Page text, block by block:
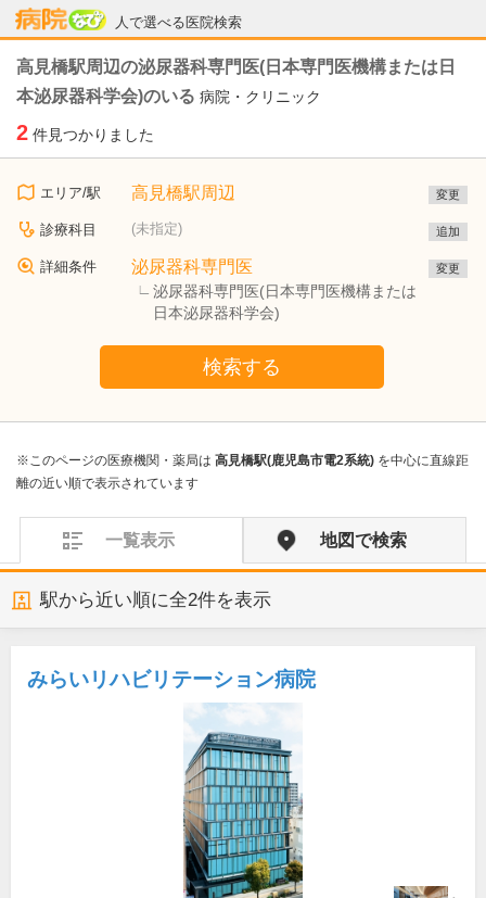
人で選べる医院検索
病院なび
高見橋駅周辺の泌尿器科専門医(日本専門医機構または日
本泌尿器科学会)のいる 病院・クリニック
2 件見つかりました
エリア/駅 高見橋駅周辺 変更
診療科目 (未指定) 追加
詳細条件 泌尿器科専門医
泌尿器科専門医(日本専門医機構または
日本泌尿器科学会)
変更
検索する
※このページの医療機関・薬局は 高見橋駅(鹿児島市電2系統) を中心に直線距
離の近い順で表示されています
一覧表示 地図で検索
駅から近い順に全2件を表示
みらいリハビリテーション病院